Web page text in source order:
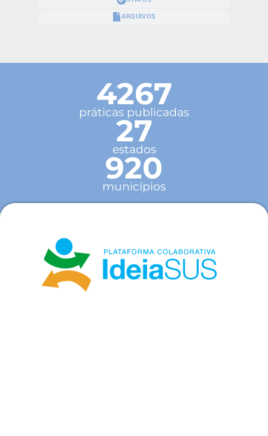
ARQUIVOS
4267
práticas publicadas
27
estados
920
municípios